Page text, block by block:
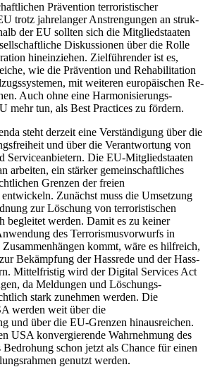
Prävention terroristischer
trotz jahrelanger Anstrengungen an struk­
der EU sollten sich die Mitgliedstaaten
Diskussionen über die Rolle
hineinziehen. Zielführender ist es,
wie die Prävention und Rehabilitation
mit weiteren europäischen Re­
Auch ohne eine Harmonisierungs­
mehr tun, als Best Practices zu fördern.
steht derzeit eine Verständigung über die
und über die Verantwortung von
Serviceanbietern. Die EU-Mitgliedstaaten
arbeiten, ein stärker ge­meinschaftliches
Grenzen der freien
Zunächst muss die Umsetzung
zur Löschung von terroristischen
begleitet werden. Damit es zu keiner
des Terrorismusvorwurfs in
Zusammenhängen kommt, wäre es hilf­reich,
Bekämpfung der Hassrede und der Hass­
Mittelfristig wird der Digital Services Act
da Meldungen und Löschungs­
stark zuneh­men werden. Die
werden weit über die
und über die EU-Grenzen hinaus­reichen.
USA kon­vergierende Wahrnehmung des
Bedrohung schon jetzt als Chance für einen
genutzt werden.